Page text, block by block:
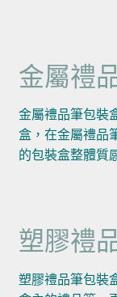
金屬禮
金屬禮品筆包裝
盒，在金屬禮品
的包裝盒整體質
塑膠禮
塑膠禮品筆包裝